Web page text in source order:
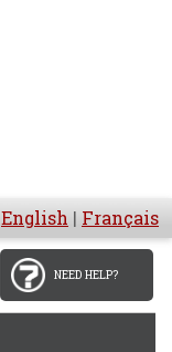
English | Français
NEED HELP?